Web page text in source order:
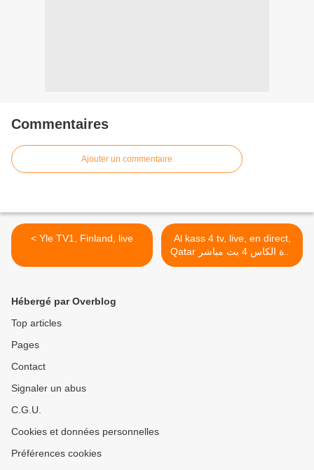
Commentaires
Ajouter un commentaire
< Yle TV1, Finland, live
Al kass 4 tv, live, en direct,
Qatar قناة الكاس 4 بث مباشر
>
Hébergé par Overblog
Top articles
Pages
Contact
Signaler un abus
C.G.U.
Cookies et données personnelles
Préférences cookies